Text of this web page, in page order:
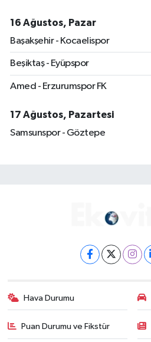
16 Ağustos, Pazar
Başakşehir - Kocaelispor
Beşiktaş - Eyüpspor
Amed - Erzurumspor FK
17 Ağustos, Pazartesi
Samsunspor - Göztepe
Hava Durumu
Puan Durumu ve Fikstür